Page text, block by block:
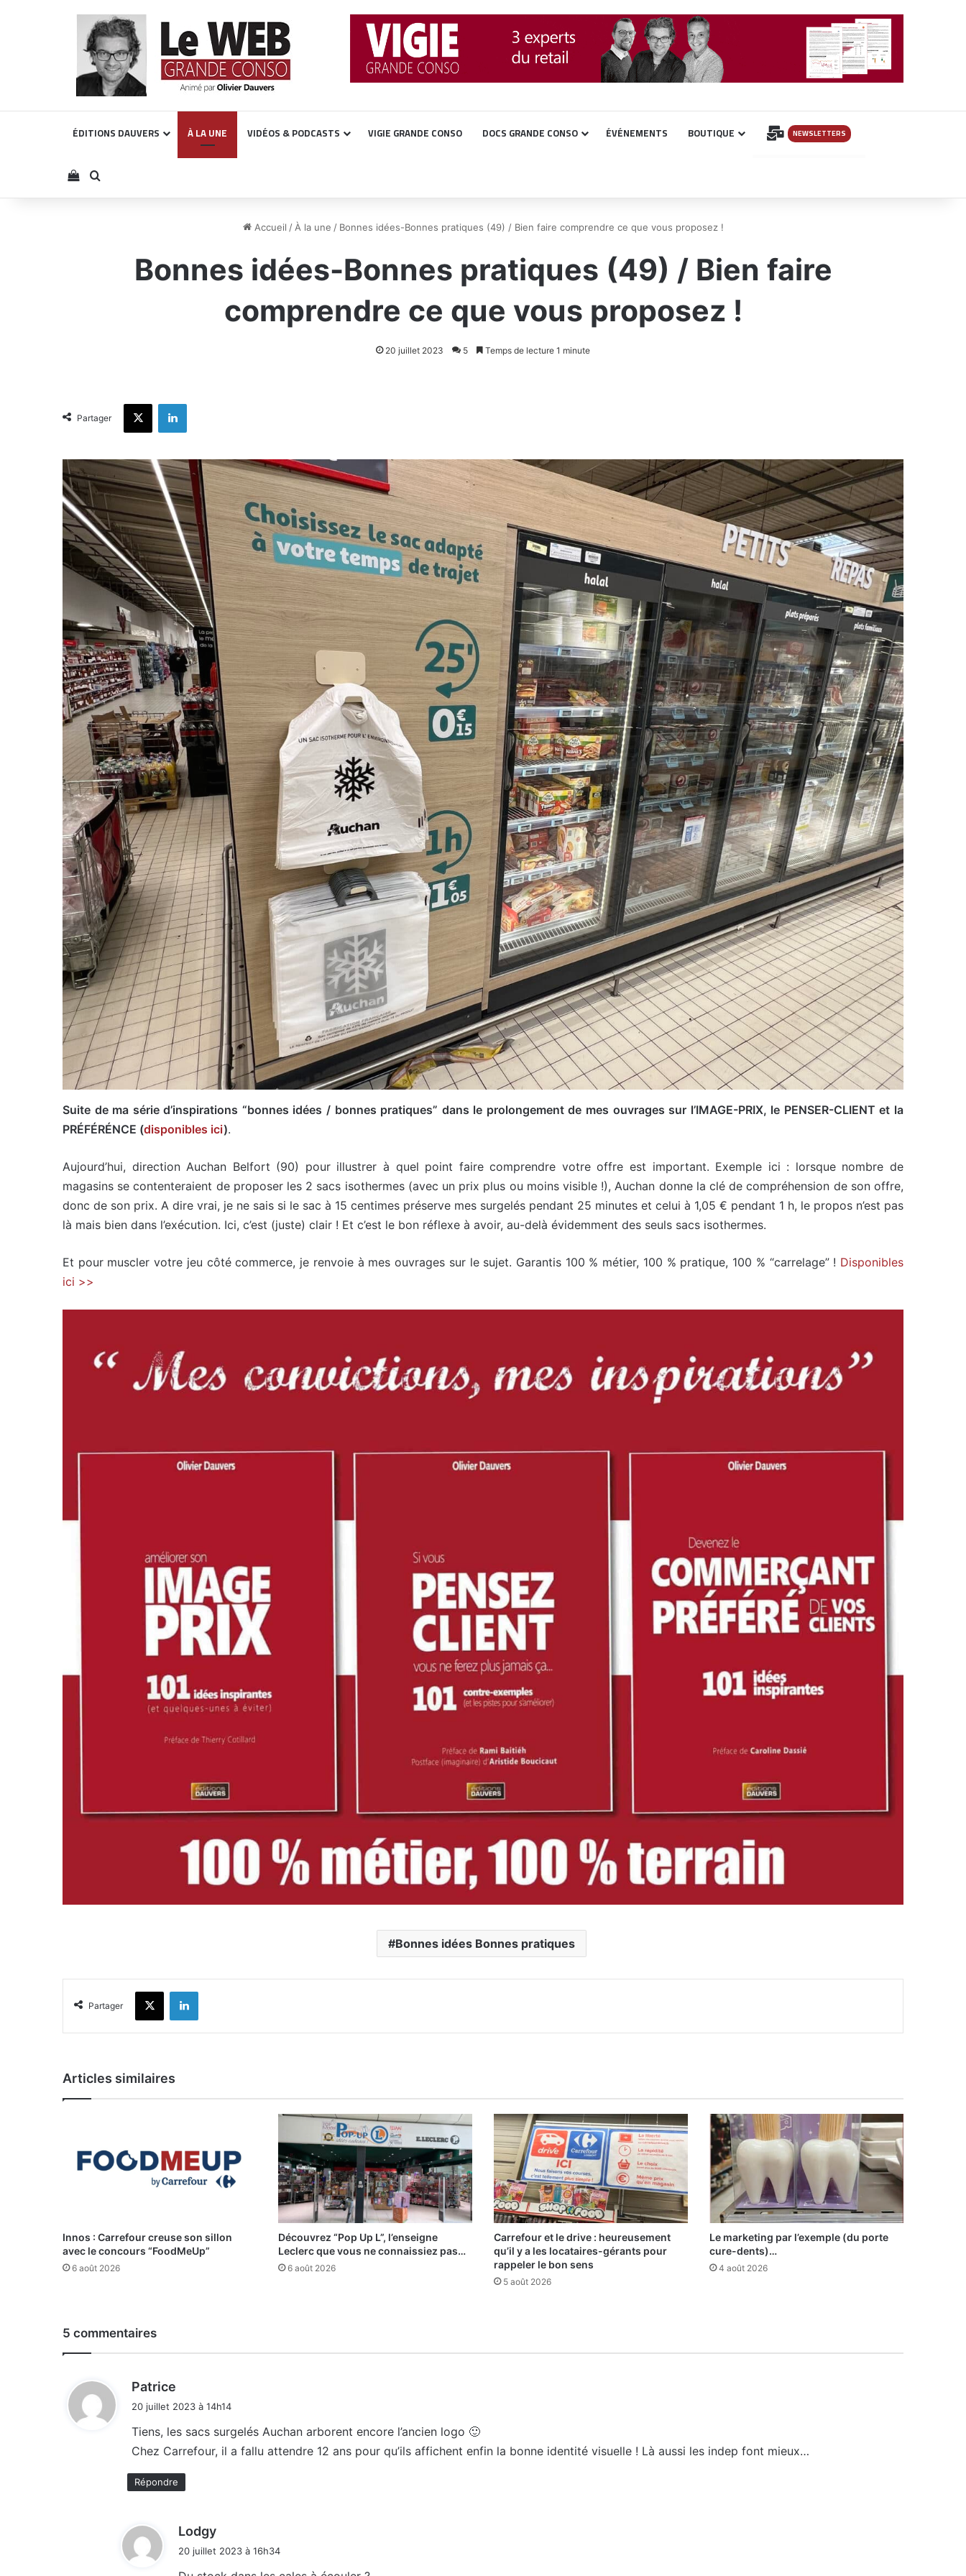
ÉDITIONS DAUVERS À LA UNE VIDÉOS & PODCASTS VIGIE GRANDE CONSO DOCS GRANDE CONSO ÉVÉNEMENTS BOUTIQUE INSCRIPTION
NEWSLETTERS
Voir votre panier
Rechercher
Accueil / À la une / Bonnes idées-Bonnes pratiques (49) / Bien faire comprendre ce que vous proposez !
Bonnes idées-Bonnes pratiques (49) / Bien faire
comprendre ce que vous proposez !
20 juillet 2023 5 Temps de lecture 1 minute
Partager
X Linkedin
Suite de ma série d’inspirations “bonnes idées / bonnes pratiques” dans le prolongement de mes ouvrages sur l’IMAGE-PRIX, le PENSER-CLIENT et la
PRÉFÉRÉNCE (disponibles ici).
Aujourd’hui, direction Auchan Belfort (90) pour illustrer à quel point faire comprendre votre offre est important. Exemple ici : lorsque nombre de
magasins se contenteraient de proposer les 2 sacs isothermes (avec un prix plus ou moins visible !), Auchan donne la clé de compréhension de son offre,
donc de son prix. A dire vrai, je ne sais si le sac à 15 centimes préserve mes surgelés pendant 25 minutes et celui à 1,05 € pendant 1 h, le propos n’est pas
là mais bien dans l’exécution. Ici, c’est (juste) clair ! Et c’est le bon réflexe à avoir, au-delà évidemment des seuls sacs isothermes.
Et pour muscler votre jeu côté commerce, je renvoie à mes ouvrages sur le sujet. Garantis 100 % métier, 100 % pratique, 100 % “carrelage” ! Disponibles
ici >>
Bonnes idées Bonnes pratiques
Partager
X Linkedin
Articles similaires
Innos : Carrefour creuse son sillon
avec le concours “FoodMeUp”
6 août 2026
Découvrez “Pop Up L”, l’enseigne
Leclerc que vous ne connaissiez pas…
6 août 2026
Carrefour et le drive : heureusement
qu’il y a les locataires-gérants pour
rappeler le bon sens
5 août 2026
Le marketing par l’exemple (du porte
cure-dents)…
4 août 2026
5 commentaires
Patrice
:
20 juillet 2023 à 14h14
Tiens, les sacs surgelés Auchan arborent encore l’ancien logo 🙂
Chez Carrefour, il a fallu attendre 12 ans pour qu’ils affichent enfin la bonne identité visuelle ! Là aussi les indep font mieux…
Répondre
Lodgy
20 juillet 2023 à 16h34